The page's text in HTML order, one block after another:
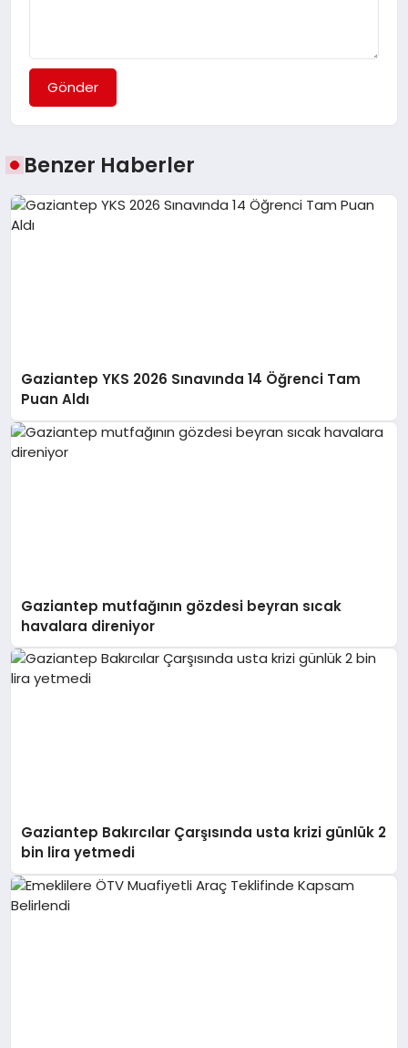
Gönder
Benzer Haberler
Gaziantep YKS 2026 Sınavında 14 Öğrenci Tam
Puan Aldı
Gaziantep mutfağının gözdesi beyran sıcak
havalara direniyor
Gaziantep Bakırcılar Çarşısında usta krizi günlük 2
bin lira yetmedi